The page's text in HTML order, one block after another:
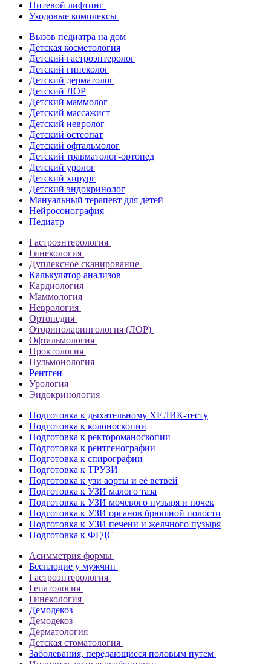
Нитевой лифтинг
Уходовые комплексы
Вызов педиатра на дом
Детская косметология
Детский гастроэнтеролог
Детский гинеколог
Детский дерматолог
Детский ЛОР
Детский маммолог
Детский массажист
Детский невролог
Детский остеопат
Детский офтальмолог
Детский травматолог-ортопед
Детский уролог
Детский хирург
Детский эндокринолог
Мануальный терапевт для детей
Нейросонография
Педиатр
Гастроэнтерология
Гинекология
Дуплексное сканирование
Калькулятор анализов
Кардиология
Маммология
Неврология
Ортопедия
Оториноларингология (ЛОР)
Офтальмология
Проктология
Пульмонология
Рентген
Урология
Эндокринология
Подготовка к дыхательному ХЕЛИК-тесту
Подготовка к колоноскопии
Подготовка к ректороманоскопии
Подготовка к рентгенографии
Подготовка к спирографии
Подготовка к ТРУЗИ
Подготовка к узи аорты и её ветвей
Подготовка к УЗИ малого таза
Подготовка к УЗИ мочевого пузыря и почек
Подготовка к УЗИ органов брюшной полости
Подготовка к УЗИ печени и желчного пузыря
Подготовка к ФГДС
Асимметрия формы
Бесплодие у мужчин
Гастроэнтерология
Гепатология
Гинекология
Демодекоз
Демодекоз
Дерматология
Детская стоматология
Заболевания, передающиеся половым путем